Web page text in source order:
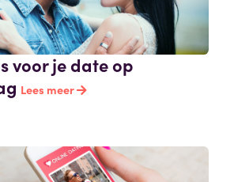
voor je date op
Lees meer